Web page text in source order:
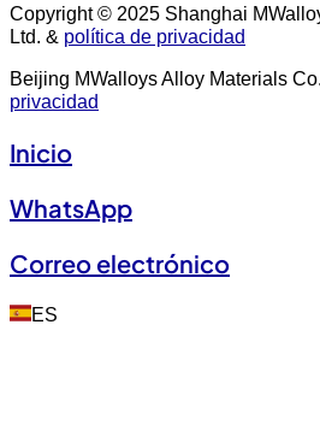
Copyright © 2025 Shanghai
Ltd. & política de privacidad
Beijing MWalloys Alloy Materials
privacidad
Inicio
WhatsApp
Correo electrónico
ES